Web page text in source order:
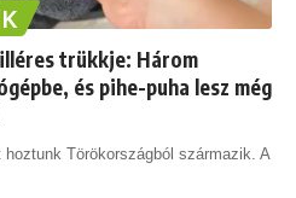
trükkje: Három
és pihe-puha lesz még
Törökországból származik. A